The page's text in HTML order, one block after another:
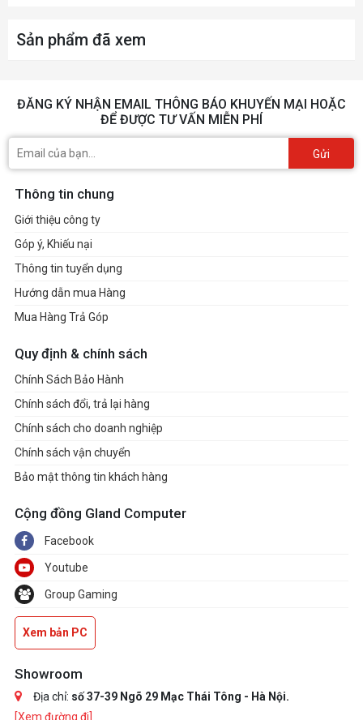
Sản phẩm đã xem
ĐĂNG KÝ NHẬN EMAIL THÔNG BÁO KHUYẾN MẠI HOẶC
ĐỂ ĐƯỢC TƯ VẤN MIỄN PHÍ
Gửi
Thông tin chung
Giới thiệu công ty
Góp ý, Khiếu nại
Thông tin tuyển dụng
Hướng dẫn mua Hàng
Mua Hàng Trả Góp
Quy định & chính sách
Chính Sách Bảo Hành
Chính sách đổi, trả lại hàng
Chính sách cho doanh nghiệp
Chính sách vận chuyển
Bảo mật thông tin khách hàng
Cộng đồng Gland Computer
Facebook
Youtube
Group Gaming
Xem bản PC
Showroom
Địa chỉ: số 37-39 Ngõ 29 Mạc Thái Tông - Hà Nội.
[Xem đường đi]